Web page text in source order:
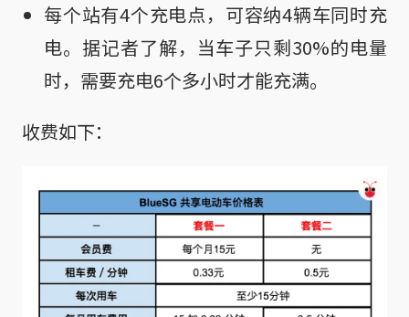
每个站有4个充电点，可容纳4辆车同时充
电。据记者了解，当车子只剩30%的电量
时，需要充电6个多小时才能充满。
收费如下：